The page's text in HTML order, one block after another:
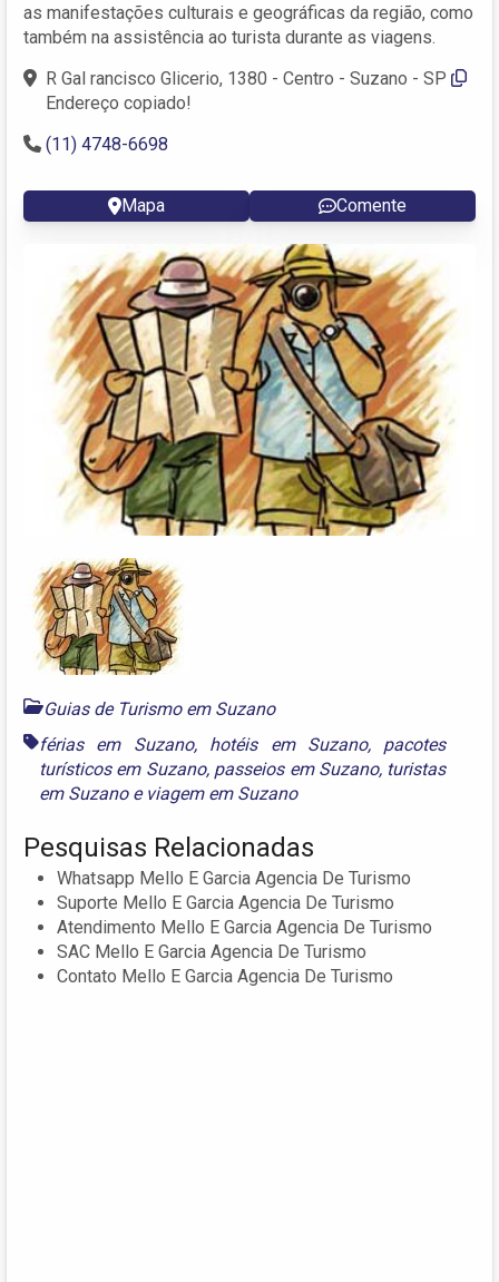
as manifestações culturais e geográficas da região, como
também na assistência ao turista durante as viagens.
R Gal rancisco Glicerio, 1380 - Centro - Suzano - SP
Endereço copiado!
(11) 4748-6698
Mapa Comente
Guias de Turismo em Suzano
férias em Suzano, hotéis em Suzano, pacotes
turísticos em Suzano, passeios em Suzano, turistas
em Suzanoe viagem em Suzano
Pesquisas Relacionadas
Whatsapp Mello E Garcia Agencia De Turismo
Suporte Mello E Garcia Agencia De Turismo
Atendimento Mello E Garcia Agencia De Turismo
SAC Mello E Garcia Agencia De Turismo
Contato Mello E Garcia Agencia De Turismo